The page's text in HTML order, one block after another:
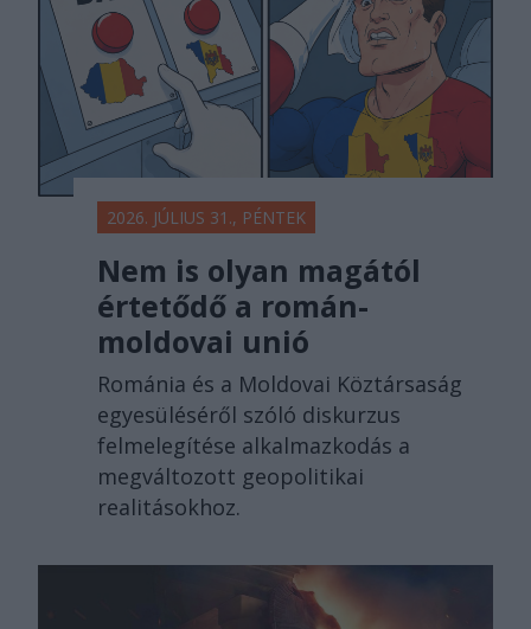
2026. JÚLIUS 31., PÉNTEK
Nem is olyan magától
értetődő a román-
moldovai unió
Románia és a Moldovai Köztársaság
egyesüléséről szóló diskurzus
felmelegítése alkalmazkodás a
megváltozott geopolitikai
realitásokhoz.